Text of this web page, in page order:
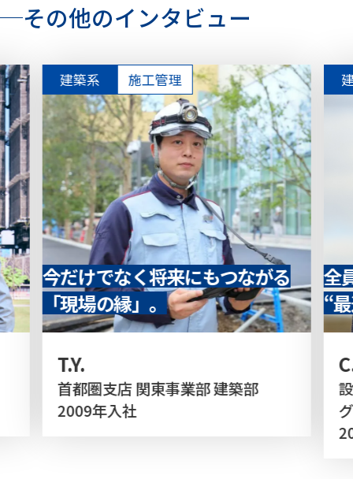
その他のインタビュー
建築系 施工管理
今だけでなく将来にもつながる
「現場の縁」。
T.Y.
首都圏支店 関東事業部 建築部
2009年入社
全
“